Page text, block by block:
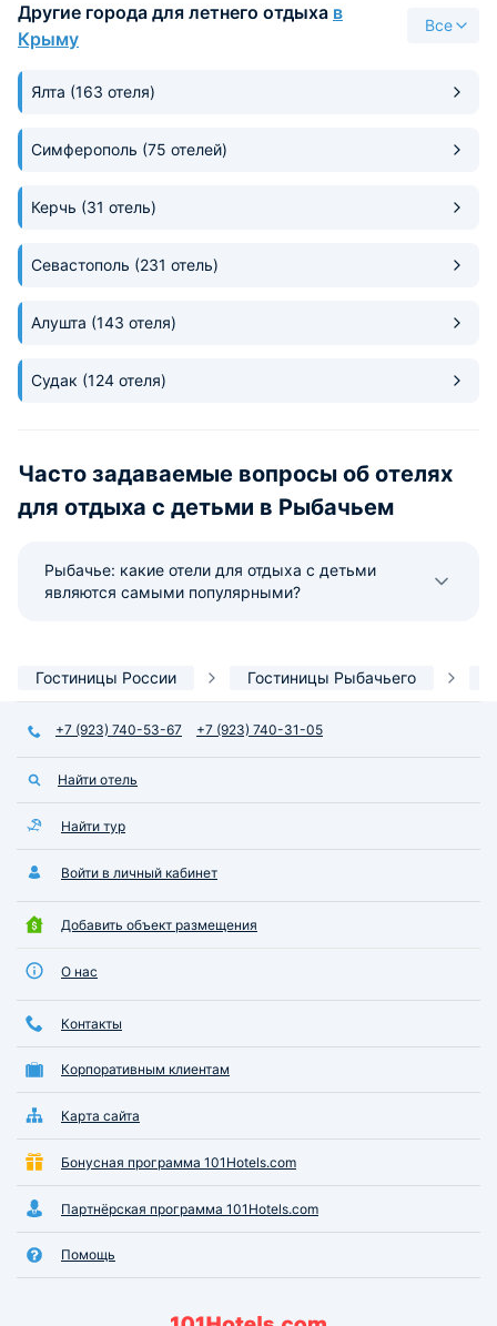
персонал,
оценил наличие
что обеспечило
подготовки к
Другие города для летнего отдыха в
Крыму
Все
Ялта (163 отеля)
Симферополь (75 отелей)
Керчь (31 отель)
Севастополь (231 отель)
Алушта (143 отеля)
Судак (124 отеля)
Часто задаваемые вопросы об отелях
для отдыха с детьми в Рыбачьем
Рыбачье: какие отели для отдыха с детьми
являются самыми популярными?
Гостиницы России Гостиницы Рыбачьего
+7 (923) 740-53-67 +7 (923) 740-31-05
Найти отель
Найти тур
Войти в личный кабинет
Добавить объект размещения
О нас
Контакты
Корпоративным клиентам
Карта сайта
Бонусная программа 101Hotels.com
Партнёрская программа 101Hotels.com
Помощь